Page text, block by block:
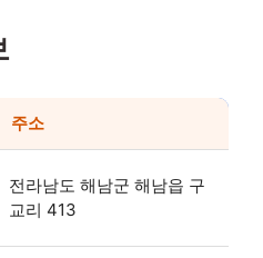
주소
전라남도 해남군 해남읍 구
교리 413